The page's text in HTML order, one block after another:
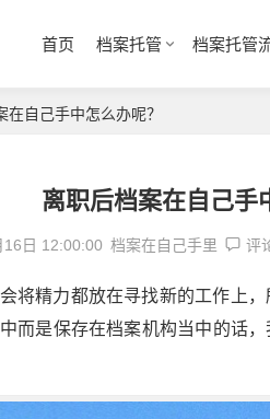
首页 档案托管 档案托管
在自己手中怎么办呢？
离职后档案在自己手
16日 12:00:00 档案在自己手里 评
将精力都放在寻找新的工作上
而是保存在档案机构当中的话